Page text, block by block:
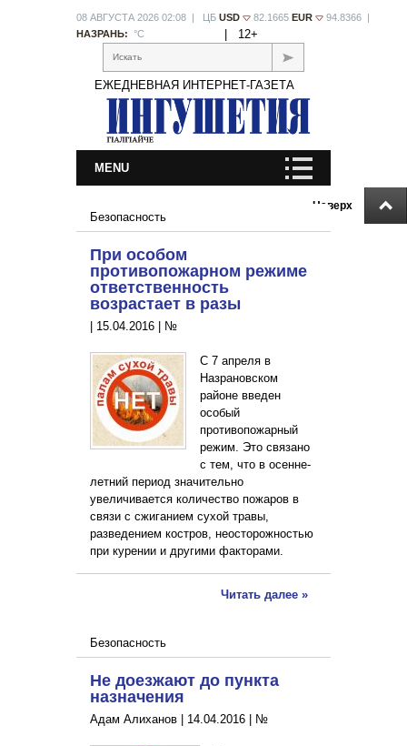
Наверх
08 АВГУСТА 2026 02:08 | ЦБ USD 82.1665 EUR
94.8366 |
НАЗРАНЬ: °С 12+
Искать
ЕЖЕДНЕВНАЯ ИНТЕРНЕТ-ГАЗЕТА
MENU
Безопасность
При особом
противопожарном режиме
ответственность
возрастает в разы
15.04.2016 №
С 7 апреля в
Назрановском
районе введен
особый
противопожарный
режим. Это связано
с тем, что в осенне-
летний период значительно
увеличивается количество пожаров в
связи с сжиганием сухой травы,
разведением костров, неосторожностью
при курении и другими факторами.
Читать далее »
Безопасность
Не доезжают до пункта
назначения
Адам Алиханов | 14.04.2016 №